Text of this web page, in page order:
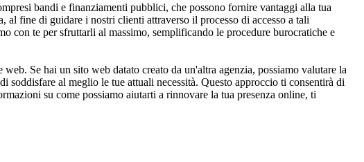
bandi e finanziamenti pubblici, che possono fornire vantaggi alla tua
fine di guidare i nostri clienti attraverso il processo di accesso a tali
con te per sfruttarli al massimo, semplificando le procedure burocratiche e
Se hai un sito web datato creato da un'altra agenzia, possiamo valutare la
al meglio le tue attuali necessità. Questo approccio ti consentirà di
su come possiamo aiutarti a rinnovare la tua presenza online, ti